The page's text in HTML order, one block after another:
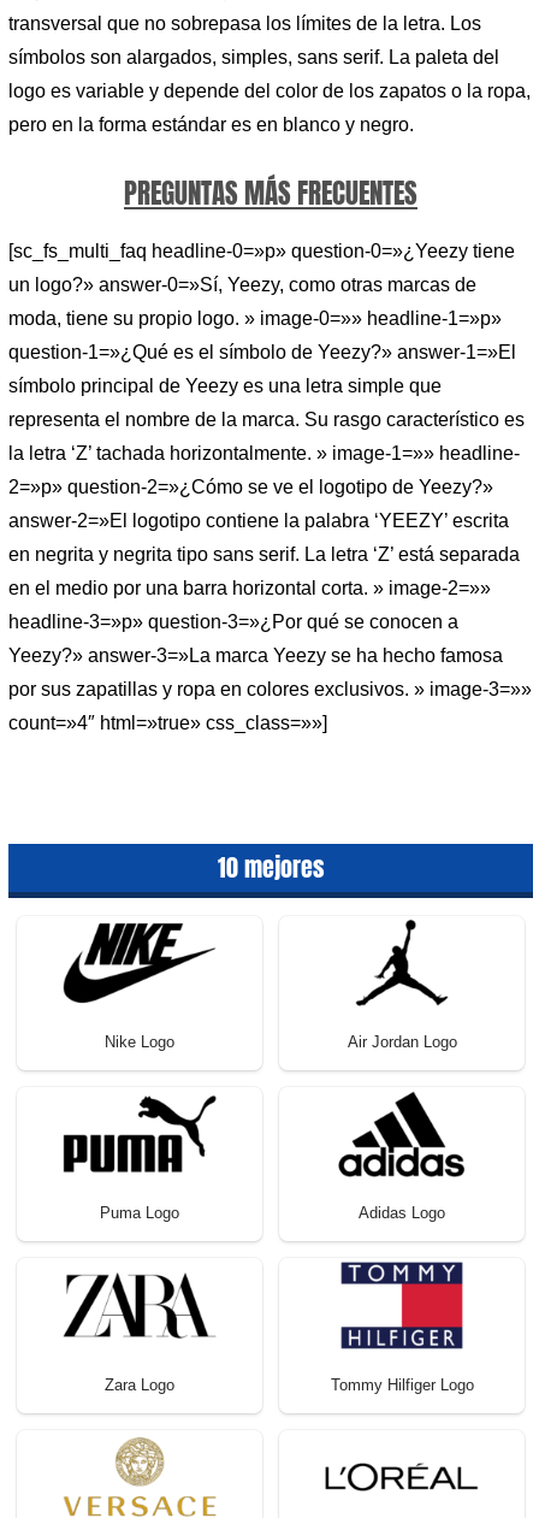
transversal que no sobrepasa los límites de la letra. Los
símbolos son alargados, simples, sans serif. La paleta del
logo es variable y depende del color de los zapatos o la ropa,
pero en la forma estándar es en blanco y negro.
PREGUNTAS MÁS FRECUENTES
[sc_fs_multi_faq headline-0=»p» question-0=»¿Yeezy tiene
un logo?» answer-0=»Sí, Yeezy, como otras marcas de
moda, tiene su propio logo. » image-0=»» headline-1=»p»
question-1=»¿Qué es el símbolo de Yeezy?» answer-1=»El
símbolo principal de Yeezy es una letra simple que
representa el nombre de la marca. Su rasgo característico es
la letra ‘Z’ tachada horizontalmente. » image-1=»» headline-
2=»p» question-2=»¿Cómo se ve el logotipo de Yeezy?»
answer-2=»El logotipo contiene la palabra ‘YEEZY’ escrita
en negrita y negrita tipo sans serif. La letra ‘Z’ está separada
en el medio por una barra horizontal corta. » image-2=»»
headline-3=»p» question-3=»¿Por qué se conocen a
Yeezy?» answer-3=»La marca Yeezy se ha hecho famosa
por sus zapatillas y ropa en colores exclusivos. » image-3=»»
count=»4″ html=»true» css_class=»»]
10 mejores
Nike Logo Air Jordan Logo
Puma Logo Adidas Logo
Zara Logo Tommy Hilfiger Logo